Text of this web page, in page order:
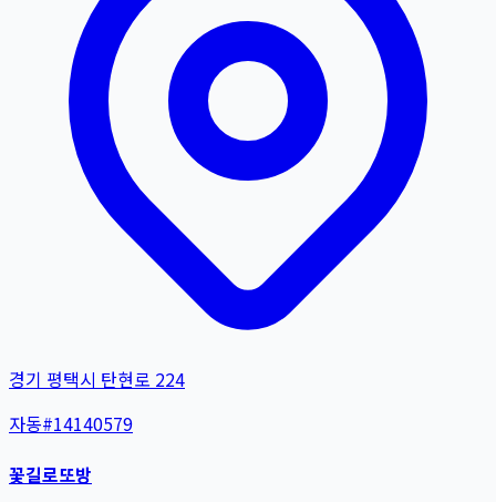
경기 평택시 탄현로 224
자동#14140579
꽃길로또방